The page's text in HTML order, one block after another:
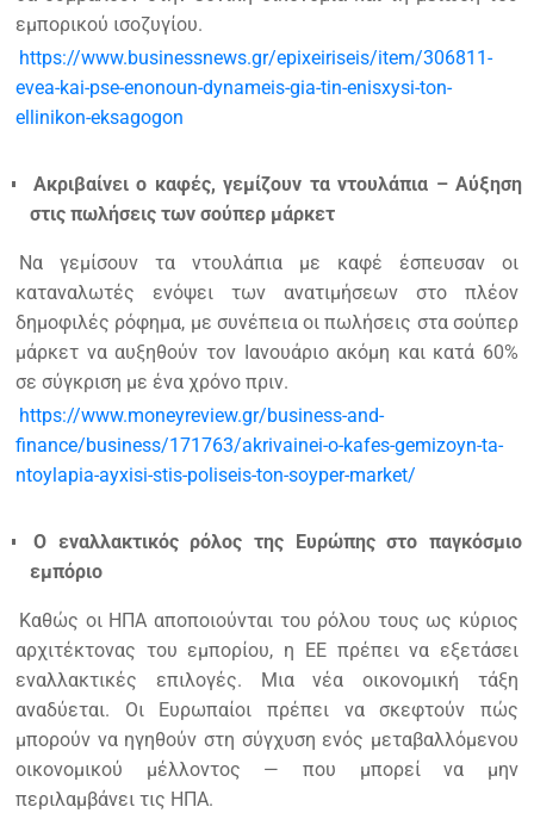
εμπορικού ισοζυγίου.
https://www.businessnews.gr/epixeiriseis/item/306811-
evea-kai-pse-enonoun-dynameis-gia-tin-enisxysi-ton-
ellinikon-eksagogon
Ακριβαίνει ο καφές, γεμίζουν τα ντουλάπια – Αύξηση
στις πωλήσεις των σούπερ μάρκετ
Να γεμίσουν τα ντουλάπια με καφέ έσπευσαν οι
καταναλωτές ενόψει των ανατιμήσεων στο πλέον
δημοφιλές ρόφημα, με συνέπεια οι πωλήσεις στα σούπερ
μάρκετ να αυξηθούν τον Ιανουάριο ακόμη και κατά 60%
σε σύγκριση με ένα χρόνο πριν.
https://www.moneyreview.gr/business-and-
finance/business/171763/akrivainei-o-kafes-gemizoyn-ta-
ntoylapia-ayxisi-stis-poliseis-ton-soyper-market/
Ο εναλλακτικός ρόλος της Ευρώπης στο παγκόσμιο
εμπόριο
Καθώς οι ΗΠΑ αποποιούνται του ρόλου τους ως κύριος
αρχιτέκτονας του εμπορίου, η ΕΕ πρέπει να εξετάσει
εναλλακτικές επιλογές. Μια νέα οικονομική τάξη
αναδύεται. Οι Ευρωπαίοι πρέπει να σκεφτούν πώς
μπορούν να ηγηθούν στη σύγχυση ενός μεταβαλλόμενου
οικονομικού μέλλοντος — που μπορεί να μην
περιλαμβάνει τις ΗΠΑ.